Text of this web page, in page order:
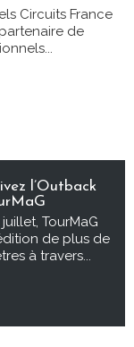
Circuits France
de
l’Outback
TourMaG
de plus de
à travers...